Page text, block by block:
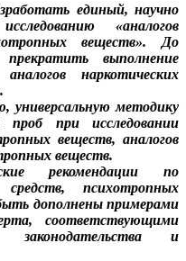
единый, научно
«аналогов
веществ». До
выполнение
наркотических
универсальную методику
проб при исследовании
веществ, аналогов
веществ.
рекомендации по
средств, психотропных
дополнены примерами
соответствующими
законодательства и